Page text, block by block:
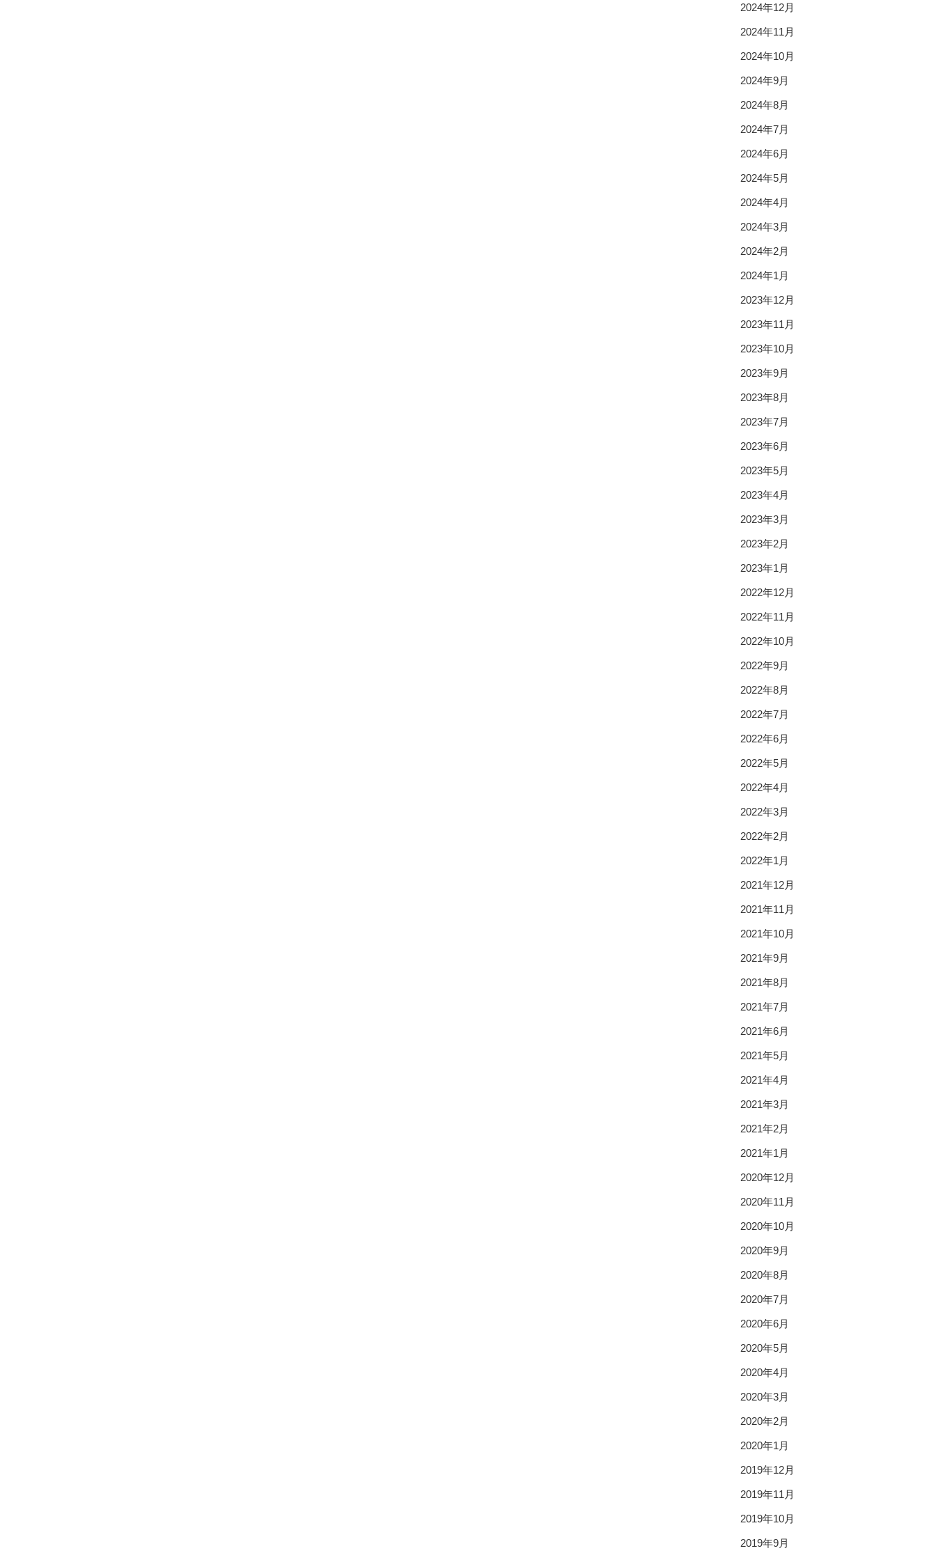
2024年12月
2024年11月
2024年10月
2024年9月
2024年8月
2024年7月
2024年6月
2024年5月
2024年4月
2024年3月
2024年2月
2024年1月
2023年12月
2023年11月
2023年10月
2023年9月
2023年8月
2023年7月
2023年6月
2023年5月
2023年4月
2023年3月
2023年2月
2023年1月
2022年12月
2022年11月
2022年10月
2022年9月
2022年8月
2022年7月
2022年6月
2022年5月
2022年4月
2022年3月
2022年2月
2022年1月
2021年12月
2021年11月
2021年10月
2021年9月
2021年8月
2021年7月
2021年6月
2021年5月
2021年4月
2021年3月
2021年2月
2021年1月
2020年12月
2020年11月
2020年10月
2020年9月
2020年8月
2020年7月
2020年6月
2020年5月
2020年4月
2020年3月
2020年2月
2020年1月
2019年12月
2019年11月
2019年10月
2019年9月